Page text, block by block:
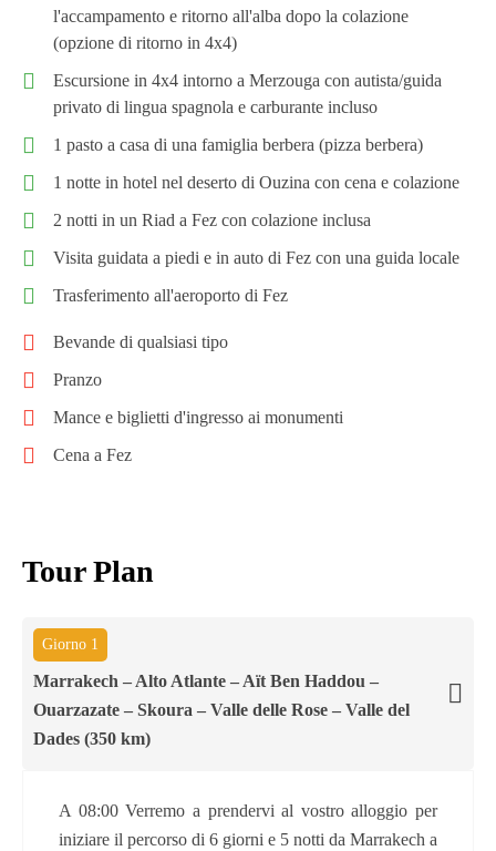
l'accampamento e ritorno all'alba dopo la colazione
(opzione di ritorno in 4x4)
Escursione in 4x4 intorno a Merzouga con autista/guida
privato di lingua spagnola e carburante incluso
1 pasto a casa di una famiglia berbera (pizza berbera)
1 notte in hotel nel deserto di Ouzina con cena e colazione
2 notti in un Riad a Fez con colazione inclusa
Visita guidata a piedi e in auto di Fez con una guida locale
Trasferimento all'aeroporto di Fez
Bevande di qualsiasi tipo
Pranzo
Mance e biglietti d'ingresso ai monumenti
Cena a Fez
Tour Plan
Giorno 1
Marrakech – Alto Atlante – Aït Ben Haddou –
Ouarzazate – Skoura – Valle delle Rose – Valle del
Dades (350 km)
A 08:00 Verremo a prendervi al vostro alloggio per
iniziare il percorso di 6 giorni e 5 notti da Marrakech a